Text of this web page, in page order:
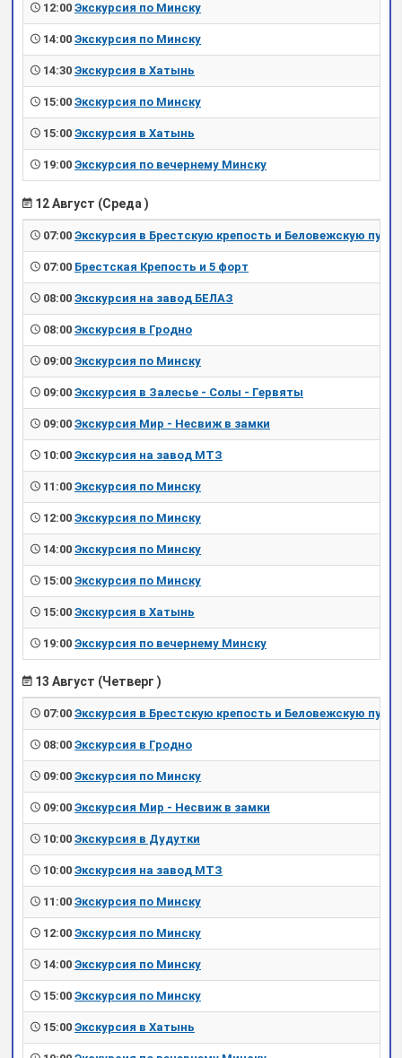
12:00 Экскурсия по Минску
14:00 Экскурсия по Минску
14:30 Экскурсия в Хатынь
15:00 Экскурсия по Минску
15:00 Экскурсия в Хатынь
19:00 Экскурсия по вечернему Минску
12 Август (Среда )
07:00 Экскурсия в Брестскую крепость и Беловежскую пущу
07:00 Брестская Крепость и 5 форт
08:00 Экскурсия на завод БЕЛАЗ
08:00 Экскурсия в Гродно
09:00 Экскурсия по Минску
09:00 Экскурсия в Залесье - Солы - Гервяты
09:00 Экскурсия Мир - Несвиж в замки
10:00 Экскурсия на завод МТЗ
11:00 Экскурсия по Минску
12:00 Экскурсия по Минску
14:00 Экскурсия по Минску
15:00 Экскурсия по Минску
15:00 Экскурсия в Хатынь
19:00 Экскурсия по вечернему Минску
13 Август (Четверг )
07:00 Экскурсия в Брестскую крепость и Беловежскую пущу
08:00 Экскурсия в Гродно
09:00 Экскурсия по Минску
09:00 Экскурсия Мир - Несвиж в замки
10:00 Экскурсия в Дудутки
10:00 Экскурсия на завод МТЗ
11:00 Экскурсия по Минску
12:00 Экскурсия по Минску
14:00 Экскурсия по Минску
15:00 Экскурсия по Минску
15:00 Экскурсия в Хатынь